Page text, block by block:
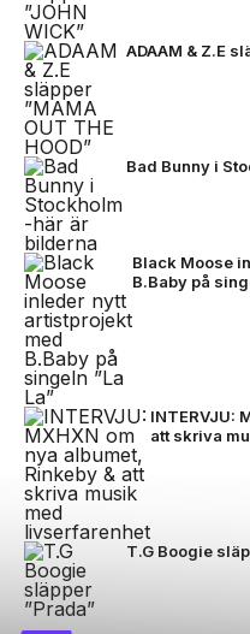
ADAAM & Z.E
Bad Bunny i
Black Moose
B.Baby på
INTERVJU:
att skriva
T.G Boogie